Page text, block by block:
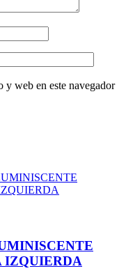
y web en este navegador
IZQUIERDA